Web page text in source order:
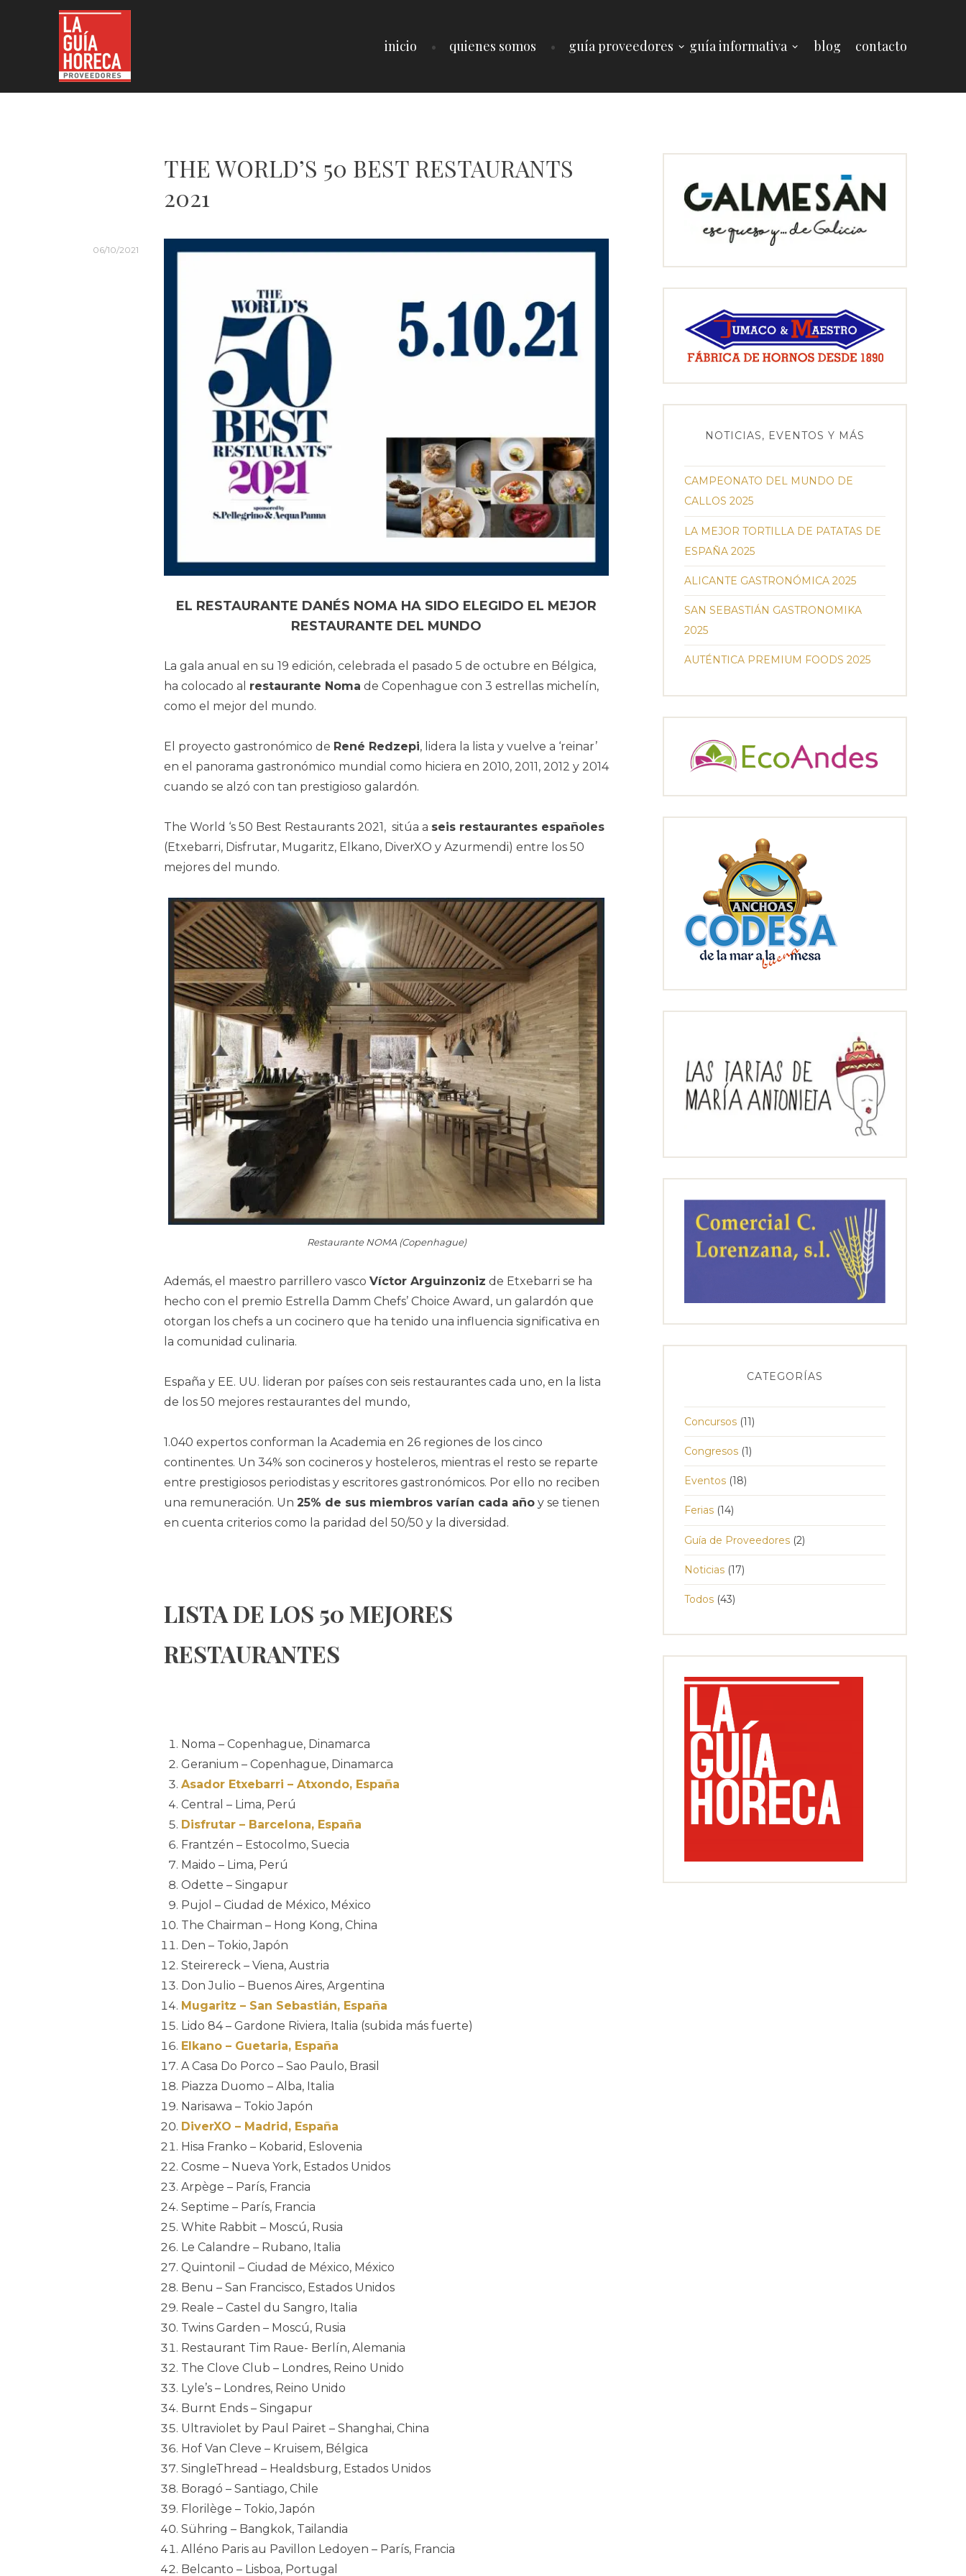
inicio quienes somos guía proveedores guía informativa blog contacto
THE WORLD’S 50 BEST RESTAURANTS
2021
06/10/2021
EL RESTAURANTE DANÉS NOMA HA SIDO ELEGIDO EL MEJOR
RESTAURANTE DEL MUNDO
La gala anual en su 19 edición, celebrada el pasado 5 de octubre en Bélgica,
ha colocado al restaurante Noma de Copenhague con 3 estrellas michelín,
como el mejor del mundo.
El proyecto gastronómico de René Redzepi, lidera la lista y vuelve a ‘reinar’
en el panorama gastronómico mundial como hiciera en 2010, 2011, 2012 y 2014
cuando se alzó con tan prestigioso galardón.
The World ‘s 50 Best Restaurants 2021, sitúa a seis restaurantes españoles
(Etxebarri, Disfrutar, Mugaritz, Elkano, DiverXO y Azurmendi) entre los 50
mejores del mundo.
Restaurante NOMA (Copenhague)
Además, el maestro parrillero vasco Víctor Arguinzoniz de Etxebarri se ha
hecho con el premio Estrella Damm Chefs’ Choice Award, un galardón que
otorgan los chefs a un cocinero que ha tenido una influencia significativa en
la comunidad culinaria.
España y EE. UU. lideran por países con seis restaurantes cada uno, en la lista
de los 50 mejores restaurantes del mundo,
1.040 expertos conforman la Academia en 26 regiones de los cinco
continentes. Un 34% son cocineros y hosteleros, mientras el resto se reparte
entre prestigiosos periodistas y escritores gastronómicos. Por ello no reciben
una remuneración. Un 25% de sus miembros varían cada año y se tienen
en cuenta criterios como la paridad del 50/50 y la diversidad.
LISTA DE LOS 50 MEJORES
RESTAURANTES
Noma – Copenhague, Dinamarca
Geranium – Copenhague, Dinamarca
Asador Etxebarri – Atxondo, España
Central – Lima, Perú
Disfrutar – Barcelona, España
Frantzén – Estocolmo, Suecia
Maido – Lima, Perú
Odette – Singapur
Pujol – Ciudad de México, México
The Chairman – Hong Kong, China
Den – Tokio, Japón
Steirereck – Viena, Austria
Don Julio – Buenos Aires, Argentina
Mugaritz – San Sebastián, España
Lido 84 – Gardone Riviera, Italia (subida más fuerte)
Elkano – Guetaria, España
A Casa Do Porco – Sao Paulo, Brasil
Piazza Duomo – Alba, Italia
Narisawa – Tokio Japón
DiverXO – Madrid, España
Hisa Franko – Kobarid, Eslovenia
Cosme – Nueva York, Estados Unidos
Arpège – París, Francia
Septime – París, Francia
White Rabbit – Moscú, Rusia
Le Calandre – Rubano, Italia
Quintonil – Ciudad de México, México
Benu – San Francisco, Estados Unidos
Reale – Castel du Sangro, Italia
Twins Garden – Moscú, Rusia
Restaurant Tim Raue- Berlín, Alemania
The Clove Club – Londres, Reino Unido
Lyle’s – Londres, Reino Unido
Burnt Ends – Singapur
Ultraviolet by Paul Pairet – Shanghai, China
Hof Van Cleve – Kruisem, Bélgica
SingleThread – Healdsburg, Estados Unidos
Boragó – Santiago, Chile
Florilège – Tokio, Japón
Sühring – Bangkok, Tailandia
Alléno Paris au Pavillon Ledoyen – París, Francia
Belcanto – Lisboa, Portugal
NOTICIAS, EVENTOS Y MÁS
CAMPEONATO DEL MUNDO DE
CALLOS 2025
LA MEJOR TORTILLA DE PATATAS DE
ESPAÑA 2025
ALICANTE GASTRONÓMICA 2025
SAN SEBASTIÁN GASTRONOMIKA
2025
AUTÉNTICA PREMIUM FOODS 2025
CATEGORÍAS
Concursos (11)
Congresos (1)
Eventos (18)
Ferias (14)
Guía de Proveedores (2)
Noticias (17)
Todos (43)